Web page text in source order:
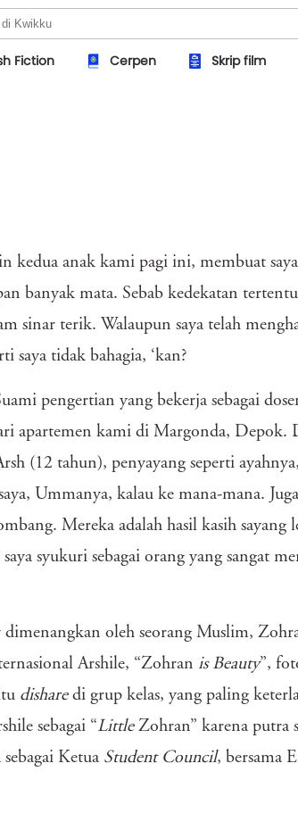
Fiction Cerpen Skrip film
kedua anak kami pagi ini, membuat saya
banyak mata. Sebab kedekatan
sinar terik. Walaupun saya telah
saya tidak bahagia, ‘kan?
pengertian yang bekerja sebagai
apartemen kami di Margonda, Depok.
(12 tahun), penyayang seperti
Ummanya, kalau ke mana-mana.
Mereka adalah hasil kasih sayang
syukuri sebagai orang yang sangat
dimenangkan oleh seorang Muslim,
Arshile, “Zohran is Beauty”,
dishare di grup kelas, yang paling
sebagai “Little Zohran” karena putra
Ketua Student Council, bersama